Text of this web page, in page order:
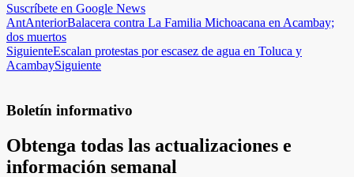
Suscríbete en Google News
AntAnteriorBalacera contra La Familia Michoacana en Acambay;
dos muertos
SiguienteEscalan protestas por escasez de agua en Toluca y
AcambaySiguiente
Boletín informativo
Obtenga todas las actualizaciones e
información semanal